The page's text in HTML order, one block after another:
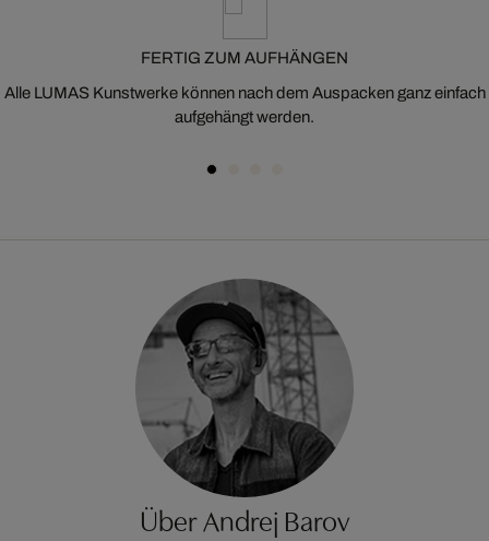
FERTIG ZUM AUFHÄNGEN
Alle LUMAS Kunstwerke können nach dem Auspacken ganz einfach
aufgehängt werden.
Über Andrej Barov